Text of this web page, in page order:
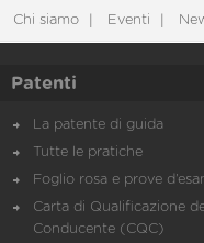
Chi siamo Eventi
Patenti
La patente di guida
Tutte le pratiche
Foglio rosa e prove
Carta di Qualificazione
Conducente (CQC)